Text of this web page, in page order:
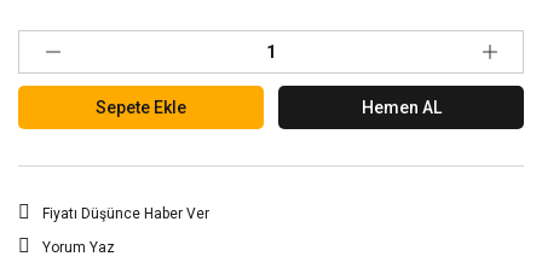
Sepete Ekle Hemen AL
Fiyatı Düşünce Haber Ver
Yorum Yaz